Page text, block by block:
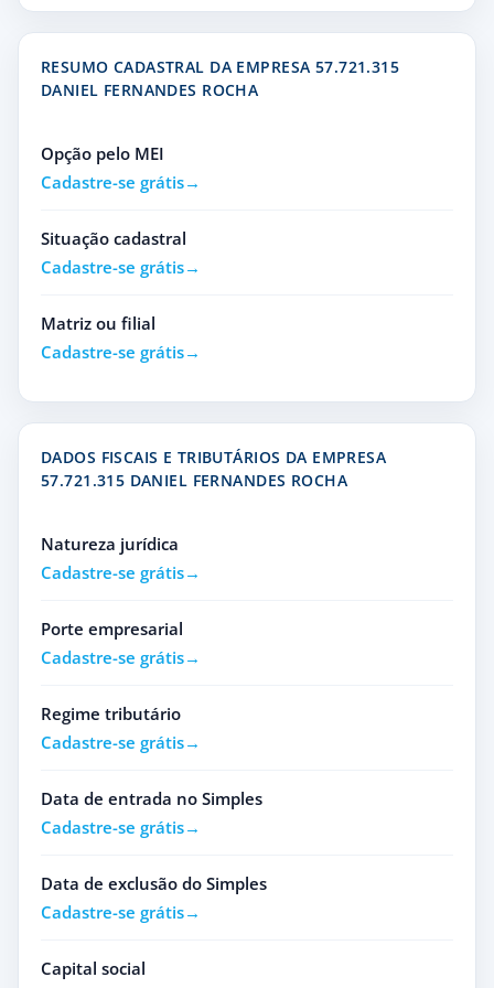
RESUMO CADASTRAL DA EMPRESA 57.721.315
DANIEL FERNANDES ROCHA
Opção pelo MEI
Cadastre-se grátis
Situação cadastral
Cadastre-se grátis
Matriz ou filial
Cadastre-se grátis
DADOS FISCAIS E TRIBUTÁRIOS DA EMPRESA
57.721.315 DANIEL FERNANDES ROCHA
Natureza jurídica
Cadastre-se grátis
Porte empresarial
Cadastre-se grátis
Regime tributário
Cadastre-se grátis
Data de entrada no Simples
Cadastre-se grátis
Data de exclusão do Simples
Cadastre-se grátis
Capital social